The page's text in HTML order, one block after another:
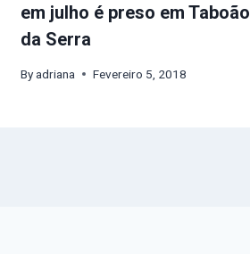
em julho é preso em Taboão
da Serra
Byadriana Fevereiro 5, 2018